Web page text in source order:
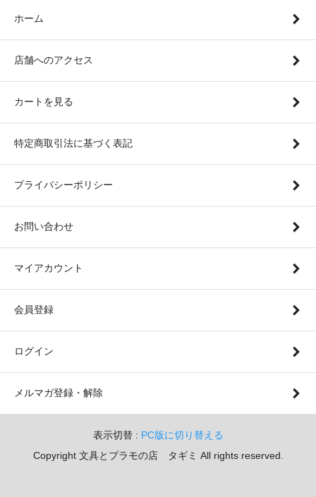
ホーム
店舗へのアクセス
カートを見る
特定商取引法に基づく表記
プライバシーポリシー
お問い合わせ
マイアカウント
会員登録
ログイン
メルマガ登録・解除
表示切替 : PC版に切り替える
Copyright 文具とプラモの店 タギミ All rights reserved.